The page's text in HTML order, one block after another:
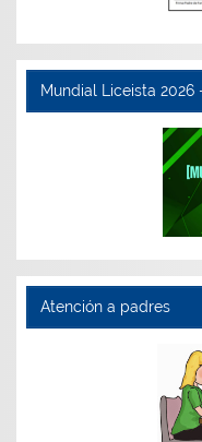
Mundial Liceista 2026
Atención a padres